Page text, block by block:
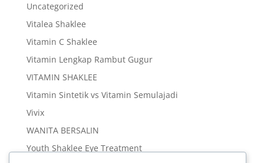
Uncategorized
Vitalea Shaklee
Vitamin C Shaklee
Vitamin Lengkap Rambut Gugur
VITAMIN SHAKLEE
Vitamin Sintetik vs Vitamin Semulajadi
Vivix
WANITA BERSALIN
Youth Shaklee Eye Treatment